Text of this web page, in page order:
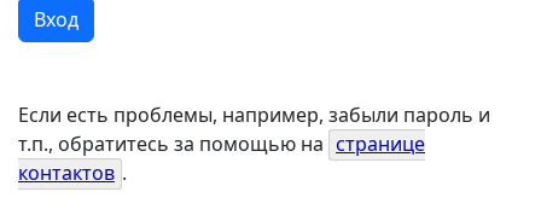
Вход
Если есть проблемы, например, забыли пароль и
т.п., обратитесь за помощью на странице
контактов .